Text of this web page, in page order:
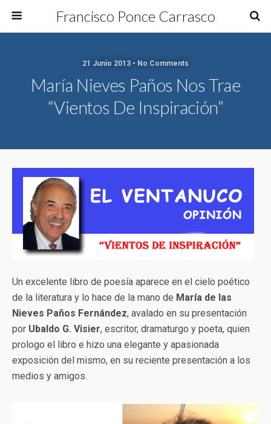
Francisco Ponce Carrasco
21 Junio 2013 • No Comments
María Nieves Paños Nos Trae
“Vientos De Inspiración”
Un excelente libro de poesía aparece en el cielo poético
de la literatura y lo hace de la mano de María de las
Nieves Paños Fernández, avalado en su presentación
por Ubaldo G. Visier, escritor, dramaturgo y poeta, quien
prologo el libro e hizo una elegante y apasionada
exposición del mismo, en su reciente presentación a los
medios y amigos.